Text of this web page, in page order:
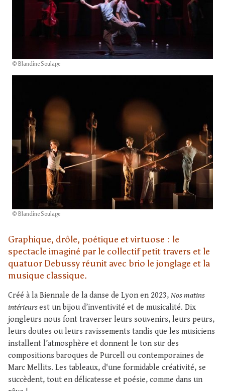
© Blandine Soulage
© Blandine Soulage
Graphique, drôle, poétique et virtuose : le
spectacle imaginé par le collectif petit travers et le
quatuor Debussy réunit avec brio le jonglage et la
musique classique.
Créé à la Biennale de la danse de Lyon en 2023, Nos matins
intérieursest un bijou d’inventivité et de musicalité. Dix
jongleurs nous font traverser leurs souvenirs, leurs peurs,
leurs doutes ou leurs ravissements tandis que les musiciens
installent l’atmosphère et donnent le ton sur des
compositions baroques de Purcell ou contemporaines de
Marc Mellits. Les tableaux, d'une formidable créativité, se
succèdent, tout en délicatesse et poésie, comme dans un